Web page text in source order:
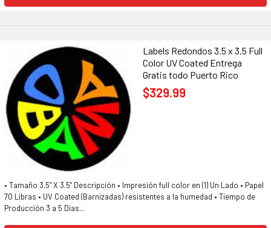
Labels Redondos 3.5 x 3.5 Full
Color UV Coated Entrega
Gratis todo Puerto Rico
$329.99
• Tamaño 3.5" X 3.5" Descripción • Impresión full color en (1) Un Lado • Papel
70 Libras • UV Coated (Barnizadas) resistentes a la humedad • Tiempo de
Producción 3 a 5 Días...